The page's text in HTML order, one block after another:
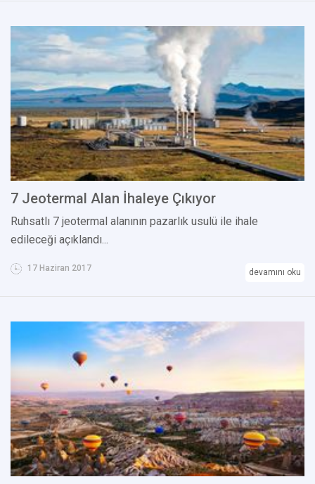
7 Jeotermal Alan İhaleye Çıkıyor
Ruhsatlı 7 jeotermal alanının pazarlık usulü ile ihale
edileceği açıklandı...
17 Haziran 2017 devamını oku